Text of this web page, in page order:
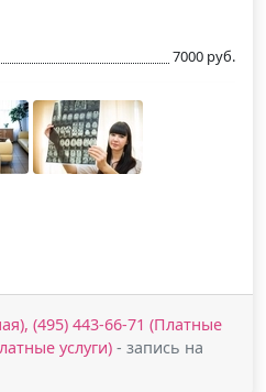
7000 руб.
(495) 443-66-71 (Платные
услуги) - запись на